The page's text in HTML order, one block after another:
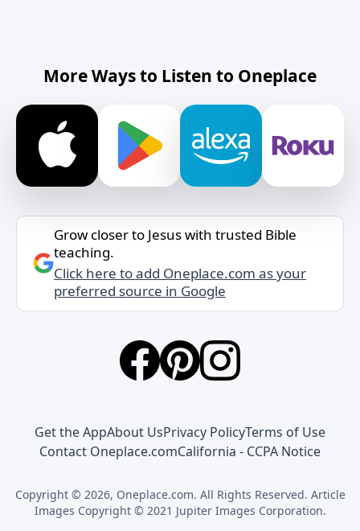
More Ways to Listen to Oneplace
Grow closer to Jesus with trusted Bible
teaching.
Click here to add Oneplace.com as your
preferred source in Google
Get the AppAbout UsPrivacy PolicyTerms of Use
Contact Oneplace.comCalifornia - CCPA Notice
Copyright © 2026, Oneplace.com. All Rights Reserved. Article
Images Copyright © 2021 Jupiter Images Corporation.